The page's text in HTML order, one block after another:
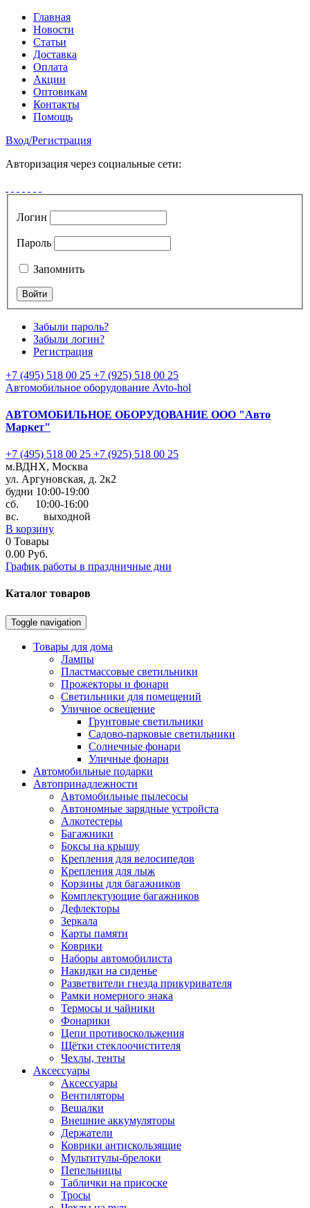
Главная
Новости
Статьи
Доставка
Оплата
Акции
Оптовикам
Контакты
Помощь
Вход/Регистрация
Авторизация через социальные сети:
Логин
Пароль
Запомнить
Забыли пароль?
Забыли логин?
Регистрация
+7 (495) 518 00 25 +7 (925) 518 00 25
Автомобильное оборудование Avto-hol
АВТОМОБИЛЬНОЕ ОБОРУДОВАНИЕ ООО "Авто
Маркет"
+7 (495) 518 00 25 +7 (925) 518 00 25
м.ВДНХ, Москва
ул. Аргуновская, д. 2к2
будни 10:00-19:00
cб. 10:00-16:00
вс. выходной
В корзину
0 Товары
0.00 Руб.
График работы в праздничные дни
Каталог товаров
Toggle navigation
Товары для дома
Лампы
Пластмассовые светильники
Прожекторы и фонари
Светильники для помещений
Уличное освещение
Грунтовые светильники
Садово-парковые светильники
Солнечные фонари
Уличные фонари
Автомобильные подарки
Автопринадлежности
Автомобильные пылесосы
Автономные зарядные устройста
Алкотестеры
Багажники
Боксы на крышу
Крепления для велосипедов
Крепления для лыж
Корзины для багажников
Комплектующие багажников
Дефлекторы
Зеркала
Карты памяти
Коврики
Наборы автомобилиста
Накидки на сиденье
Разветвители гнезда прикуривателя
Рамки номерного знака
Термосы и чайники
Фонарики
Цепи противоскольжения
Щётки стеклоочистителя
Чехлы, тенты
Аксессуары
Аксессуары
Вентиляторы
Вешалки
Внешние аккумуляторы
Держатели
Коврики антискользящие
Мультитулы-брелоки
Пепельницы
Таблички на присоске
Тросы